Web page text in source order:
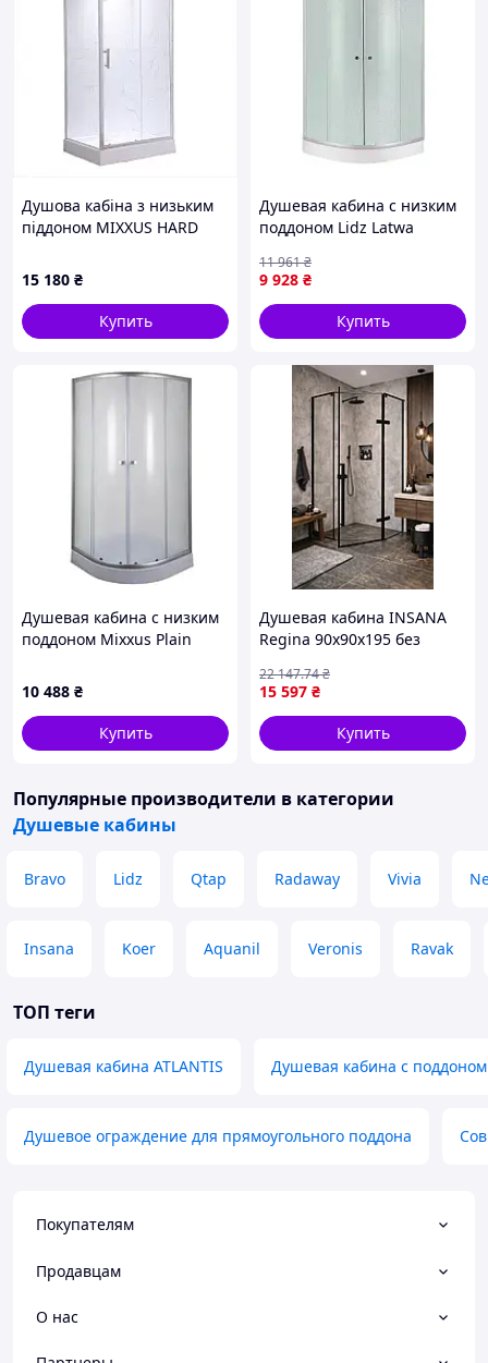
Душова кабіна з низьким
піддоном MIXXUS HARD
CHROME прозоре скло 5мм
NEW (MI836, 49A8066T1
15 180 ₴
Купить
Душевая кабина с низким
поддоном Lidz Latwa
полукруглая
9 928 ₴
11 961₴
Купить
Душевая кабина с низким
поддоном Mixxus Plain
полукруглая
10 488 ₴
Купить
Душевая кабина INSANA
Regina 90x90x195 без
15 597 ₴
22 147.74₴
Купить
Популярные производители в категории
Душевые кабины
Bravo Lidz Qtap Radaway Vivia
Insana Koer Aquanil Veronis Ravak
ТОП теги
Душевая кабина ATLANTIS Душевая кабина с поддоном
Душевое ограждение для прямоугольного поддона
Покупателям
Продавцам
О нас